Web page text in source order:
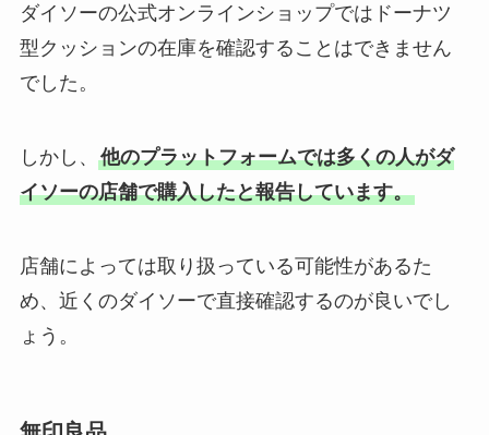
ダイソーの公式オンラインショップではドーナツ
型クッションの在庫を確認することはできません
でした。
しかし、 他のプラットフォームでは多くの人がダ
イソーの店舗で購入したと報告しています。
店舗によっては取り扱っている可能性があるた
め、近くのダイソーで直接確認するのが良いでし
ょう。